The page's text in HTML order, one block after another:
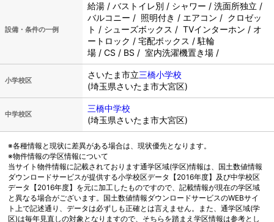
設備・条件の一例
給湯 / バストイレ別 / シャワー / 洗面所独立 /
バルコニー / 照明付き / エアコン / クロゼッ
ト / シューズボックス / TVインターホン / オ
ートロック / 宅配ボックス / 駐輪
場 / CS / BS / 室内洗濯機置き場 /
小学校区
さいたま市立三橋小学校
(埼玉県さいたま市大宮区)
中学校区
三橋中学校
(埼玉県さいたま市大宮区)
※各種情報と現状に差異がある場合は、現状優先となります。
※物件情報の学区情報について
当サイト物件情報に記載されております通学区域(学区)情報は、国土数値情報
ダウンロードサービスが提供する小学校区データ【2016年度】及び中学校区
データ【2016年度】を元に加工したものですので、記載情報が現在の学区域
と異なる場合がございます。国土数値情報ダウンロードサービスのWEBサイ
ト上で記述通り、データは必ずしも正確とは言えません。また、通学区域(学
区)は毎年見直しの対象となりますので、そちらを踏まえ学区情報は参考とし